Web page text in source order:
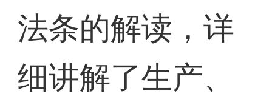
法条的解读，详
细讲解了生产、